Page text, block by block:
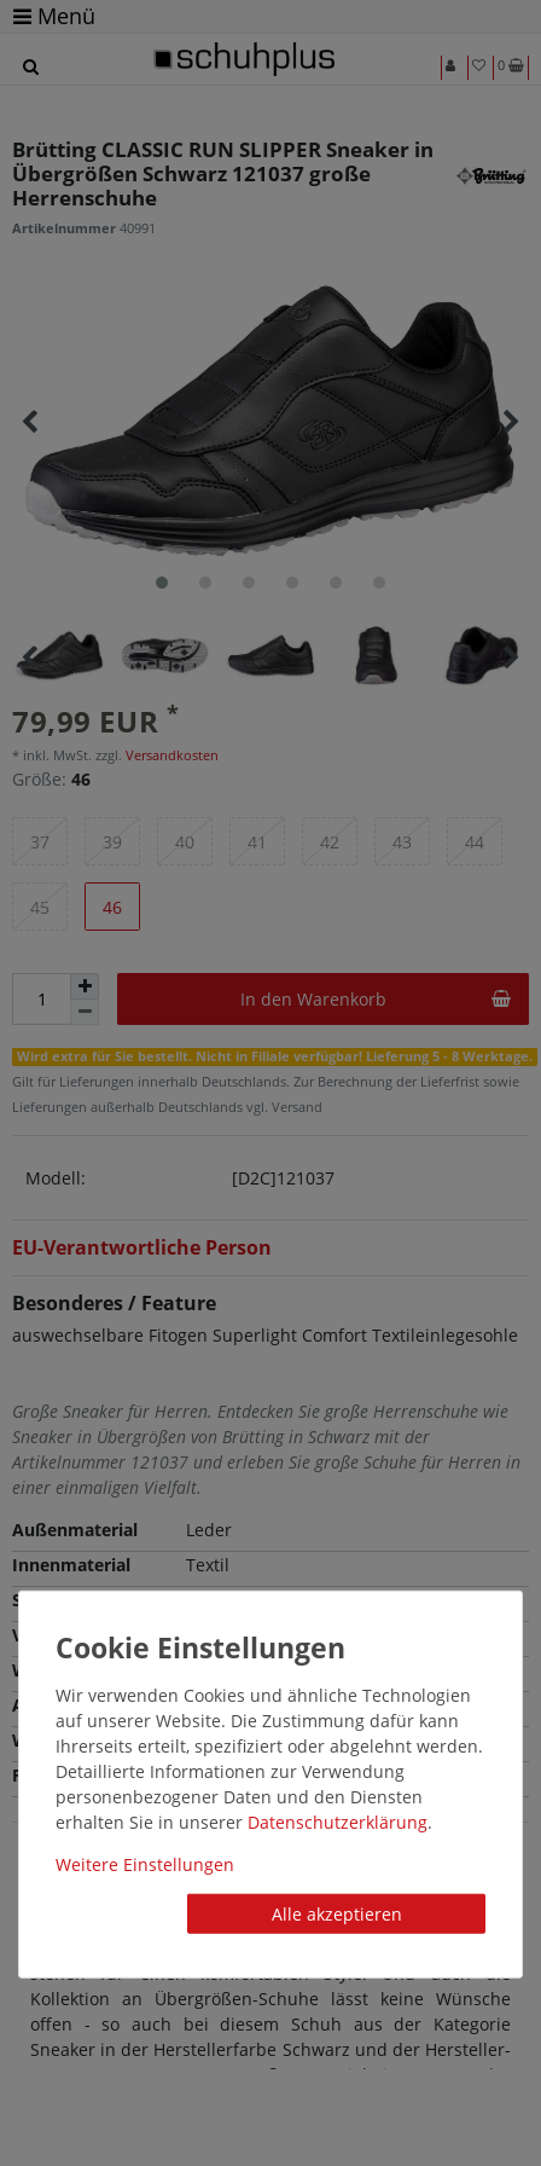
Menü
0
Brütting CLASSIC RUN SLIPPER Sneaker in
Übergrößen Schwarz 121037 große
Herrenschuhe
Artikelnummer 40991
79,99 EUR *
* inkl. MwSt. zzgl. Versandkosten
Größe: 46
37 39 40 41 42 43 44
45 46
In den Warenkorb
Wird extra für Sie bestellt. Nicht in Filiale verfügbar! Lieferung 5 - 8 Werktage.
Gilt für Lieferungen innerhalb Deutschlands. Zur Berechnung der Lieferfrist sowie
Lieferungen außerhalb Deutschlands vgl. Versand
Modell: [D2C]121037
EU-Verantwortliche Person
Besonderes / Feature
auswechselbare Fitogen Superlight Comfort Textileinlegesohle
Große Sneaker für Herren. Entdecken Sie große Herrenschuhe wie
Sneaker in Übergrößen von Brütting in Schwarz mit der
Artikelnummer 121037 und erleben Sie große Schuhe für Herren in
einer einmaligen Vielfalt.
Außenmaterial
Leder
Innenmaterial
Textil
Sohle
Verschlussart
Schlupfschuh
Weite
Normale Weite (F)
Absatzhöhe
3,5 cm
Wechselfußbett
Ja
Farbe
Schwarz
Brütting Herrenschuhe in Übergröße: Schicke
große Sneaker in Schwarz
stehen für einen komfortablen Style. Und auch die
Kollektion an Übergrößen-Schuhe lässt keine Wünsche
offen - so auch bei diesem Schuh aus der Kategorie
Sneaker in der Herstellerfarbe Schwarz und der Hersteller-
Nummer 121037. Das Außenmaterial ist aus Leder
Wir verwenden Cookies und ähnliche Technologien
auf unserer Website. Die Zustimmung dafür kann
Ihrerseits erteilt, spezifiziert oder abgelehnt werden.
Detaillierte Informationen zur Verwendung
personenbezogener Daten und den Diensten
erhalten Sie in unserer Daten­schutz­erklärung.
Weitere Einstellungen
Alle akzeptieren